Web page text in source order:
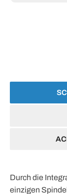
Durch die
einzigen